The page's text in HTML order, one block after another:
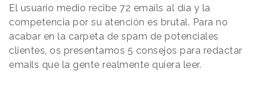
El usuario medio recibe 72 emails al día y la
competencia por su atención es brutal. Para no
acabar en la carpeta de spam de potenciales
clientes, os presentamos 5 consejos para redactar
emails que la gente realmente quiera leer.